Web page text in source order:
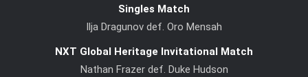
Singles Match
Ilja Dragunov def. Oro Mensah
NXT Global Heritage Invitational Match
Nathan Frazer def. Duke Hudson